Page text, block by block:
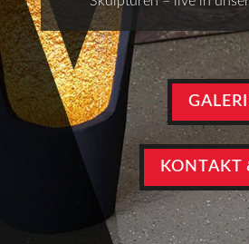
KONTAKT